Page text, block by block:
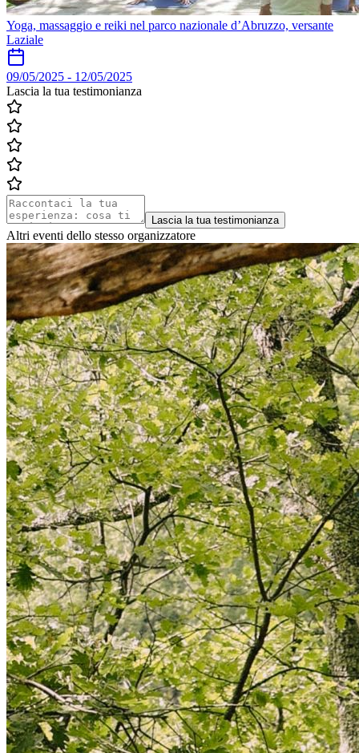
Yoga, massaggio e reiki nel parco nazionale d’Abruzzo, versante
Laziale
09/05/2025 - 12/05/2025
Lascia la tua testimonianza
Lascia la tua testimonianza
Altri eventi dello stesso organizzatore